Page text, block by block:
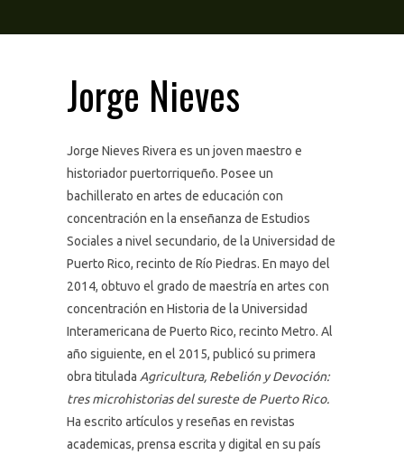
Jorge Nieves
Jorge Nieves Rivera es un joven maestro e
historiador puertorriqueño. Posee un
bachillerato en artes de educación con
concentración en la enseñanza de Estudios
Sociales a nivel secundario, de la Universidad de
Puerto Rico, recinto de Río Piedras. En mayo del
2014, obtuvo el grado de maestría en artes con
concentración en Historia de la Universidad
Interamericana de Puerto Rico, recinto Metro. Al
año siguiente, en el 2015, publicó su primera
obra titulada Agricultura, Rebelión y Devoción:
tres microhistorias del sureste de Puerto Rico.
Ha escrito artículos y reseñas en revistas
academicas, prensa escrita y digital en su país